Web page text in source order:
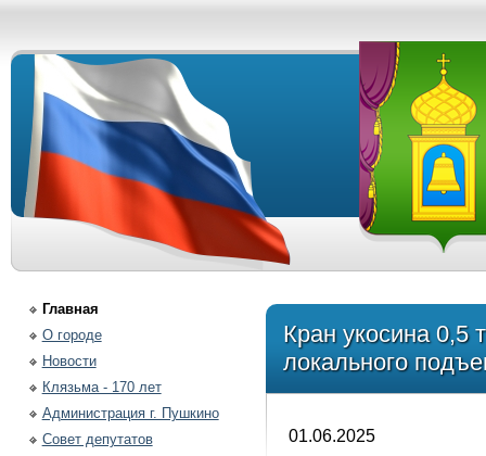
Главная
О городе
Новости
Клязьма - 170 лет
Администрация г. Пушкино
Совет депутатов
Кран укосина 0,5
локального
01.06.2025